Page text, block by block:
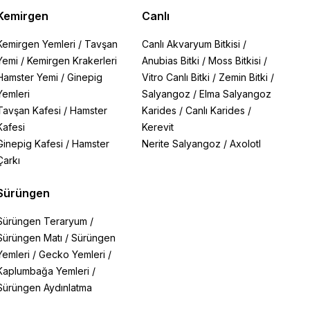
Yemleri / Tavşan
/ Kemirgen Krakerleri
Yemi / Ginepig
Kafesi / Hamster
Kafesi / Hamster
Teraryum /
Matı / Sürüngen
/ Gecko Yemleri /
Yemleri /
Aydınlatma
Canlı
Canlı Akvaryum Bitkisi /
Anubias Bitki /Moss Bitkisi /
Vitro Canlı Bitki / Zemin Bitki /
Salyangoz /Elma Salyangoz
Karides /Canlı Karides /
Kerevit
Nerite Salyangoz /Axolotl